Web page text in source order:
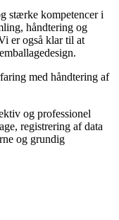
stærke kompetencer i
håndtering og
er også klar til at
med håndtering af
og professionel
registrering af data
og grundig